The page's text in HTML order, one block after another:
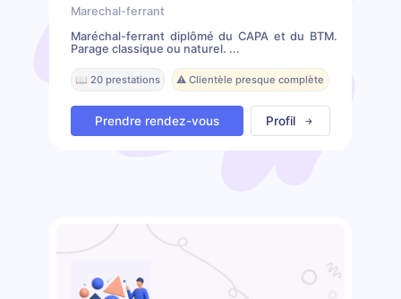
Marechal-ferrant
Maréchal-ferrant diplômé du CAPA et du BTM.
Parage classique ou naturel. ...
📖 20 prestations ⚠️ Clientèle presque complète
Prendre rendez-vous Profil